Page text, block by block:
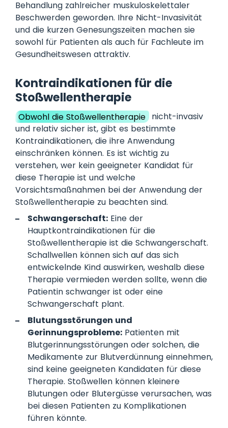
Behandlung zahlreicher muskuloskelettaler
Beschwerden geworden. Ihre Nicht-Invasivität
und die kurzen Genesungszeiten machen sie
sowohl für Patienten als auch für Fachleute im
Gesundheitswesen attraktiv.
Kontraindikationen für die
Stoßwellentherapie
Obwohl die Stoßwellentherapie nicht-invasiv
und relativ sicher ist, gibt es bestimmte
Kontraindikationen, die ihre Anwendung
einschränken können. Es ist wichtig zu
verstehen, wer kein geeigneter Kandidat für
diese Therapie ist und welche
Vorsichtsmaßnahmen bei der Anwendung der
Stoßwellentherapie zu beachten sind.
Schwangerschaft: Eine der
Hauptkontraindikationen für die
Stoßwellentherapie ist die Schwangerschaft.
Schallwellen können sich auf das sich
entwickelnde Kind auswirken, weshalb diese
Therapie vermieden werden sollte, wenn die
Patientin schwanger ist oder eine
Schwangerschaft plant.
Blutungsstörungen und
Gerinnungsprobleme: Patienten mit
Blutgerinnungsstörungen oder solchen, die
Medikamente zur Blutverdünnung einnehmen,
sind keine geeigneten Kandidaten für diese
Therapie. Stoßwellen können kleinere
Blutungen oder Blutergüsse verursachen, was
bei diesen Patienten zu Komplikationen
führen könnte.